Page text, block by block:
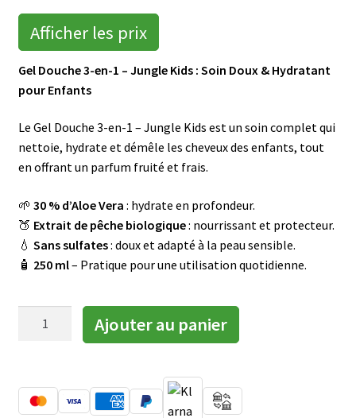
sur 5
basé sur
Afficher les prix
Gel Douche 3-en-1 – Jungle Kids : Soin Doux & Hydratant
pour Enfants
Le Gel Douche 3-en-1 – Jungle Kids est un soin complet qui
nettoie, hydrate et démêle les cheveux des enfants, tout
en offrant un parfum fruité et frais.
🌱 30 % d’Aloe Vera : hydrate en profondeur.
🍑 Extrait de pêche biologique: nourrissant et protecteur.
💧 Sans sulfates: doux et adapté à la peau sensible.
🧴 250 ml– Pratique pour une utilisation quotidienne.
3en1
-
Ajouter au panier